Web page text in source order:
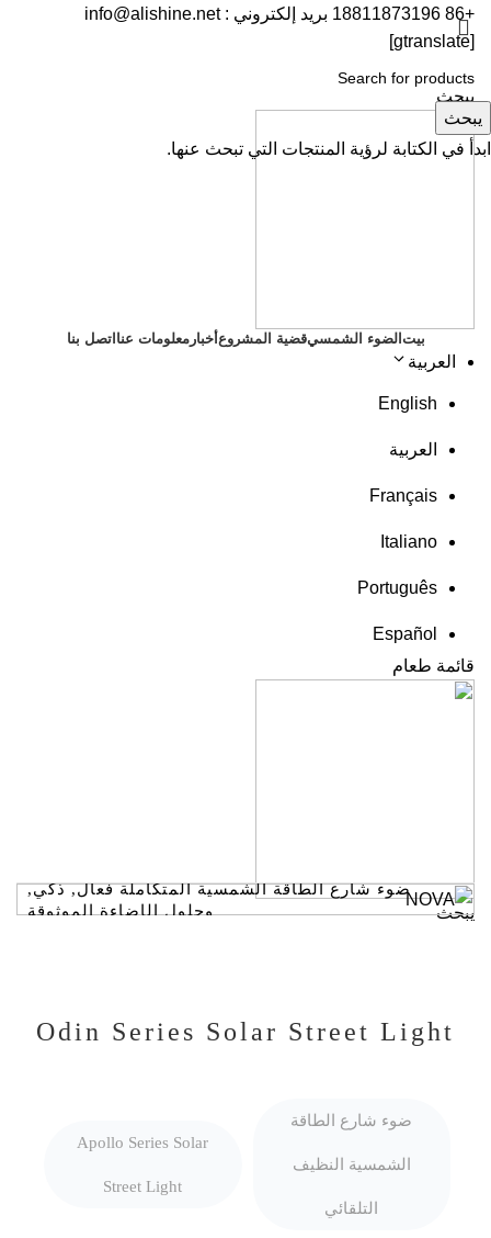
+86 18811873196 بريد إلكتروني : info@alishine.net
[gtranslate]
يبحث
بيت الضوء الشمسيقضية المشروعأخبارمعلومات عنا اتصل بنا
العربية
English
العربية
Français
Italiano
Português
Español
قائمة طعام
يبحث
ضوء شارع الطاقة الشمسية المتكاملة فعال, ذكي,
وحلول الإضاءة الموثوقة
Odin Series Solar Street Light
ضوء شارع الطاقة
الشمسية النظيف
التلقائي
Apollo Series Solar
Street Light
يبحث
ابدأ في الكتابة لرؤية المنتجات التي تبحث عنها.